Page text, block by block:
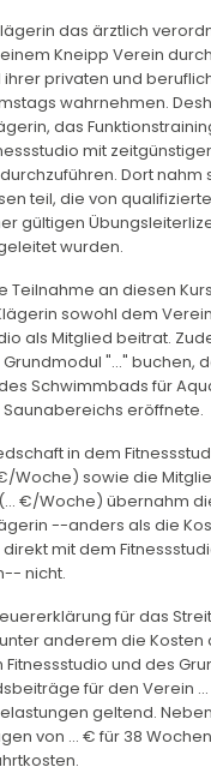
das ärztlich
Kneipp Verein
privaten und
wahrnehmen.
das
mit
Dort nahm
teil, die von
gültigen
wurden.
Teilnahme an diesen
sowohl dem Verein
als Mitglied beitrat.
"..." buchen,
Schwimmbads für
Saunabereichs eröffnete.
in dem
Woche) sowie die
€/Woche) übernahm
--anders als die
mit dem
nicht.
für das
anderem die Kosten
und des
für den Verein ...
geltend.
von ... € für 38